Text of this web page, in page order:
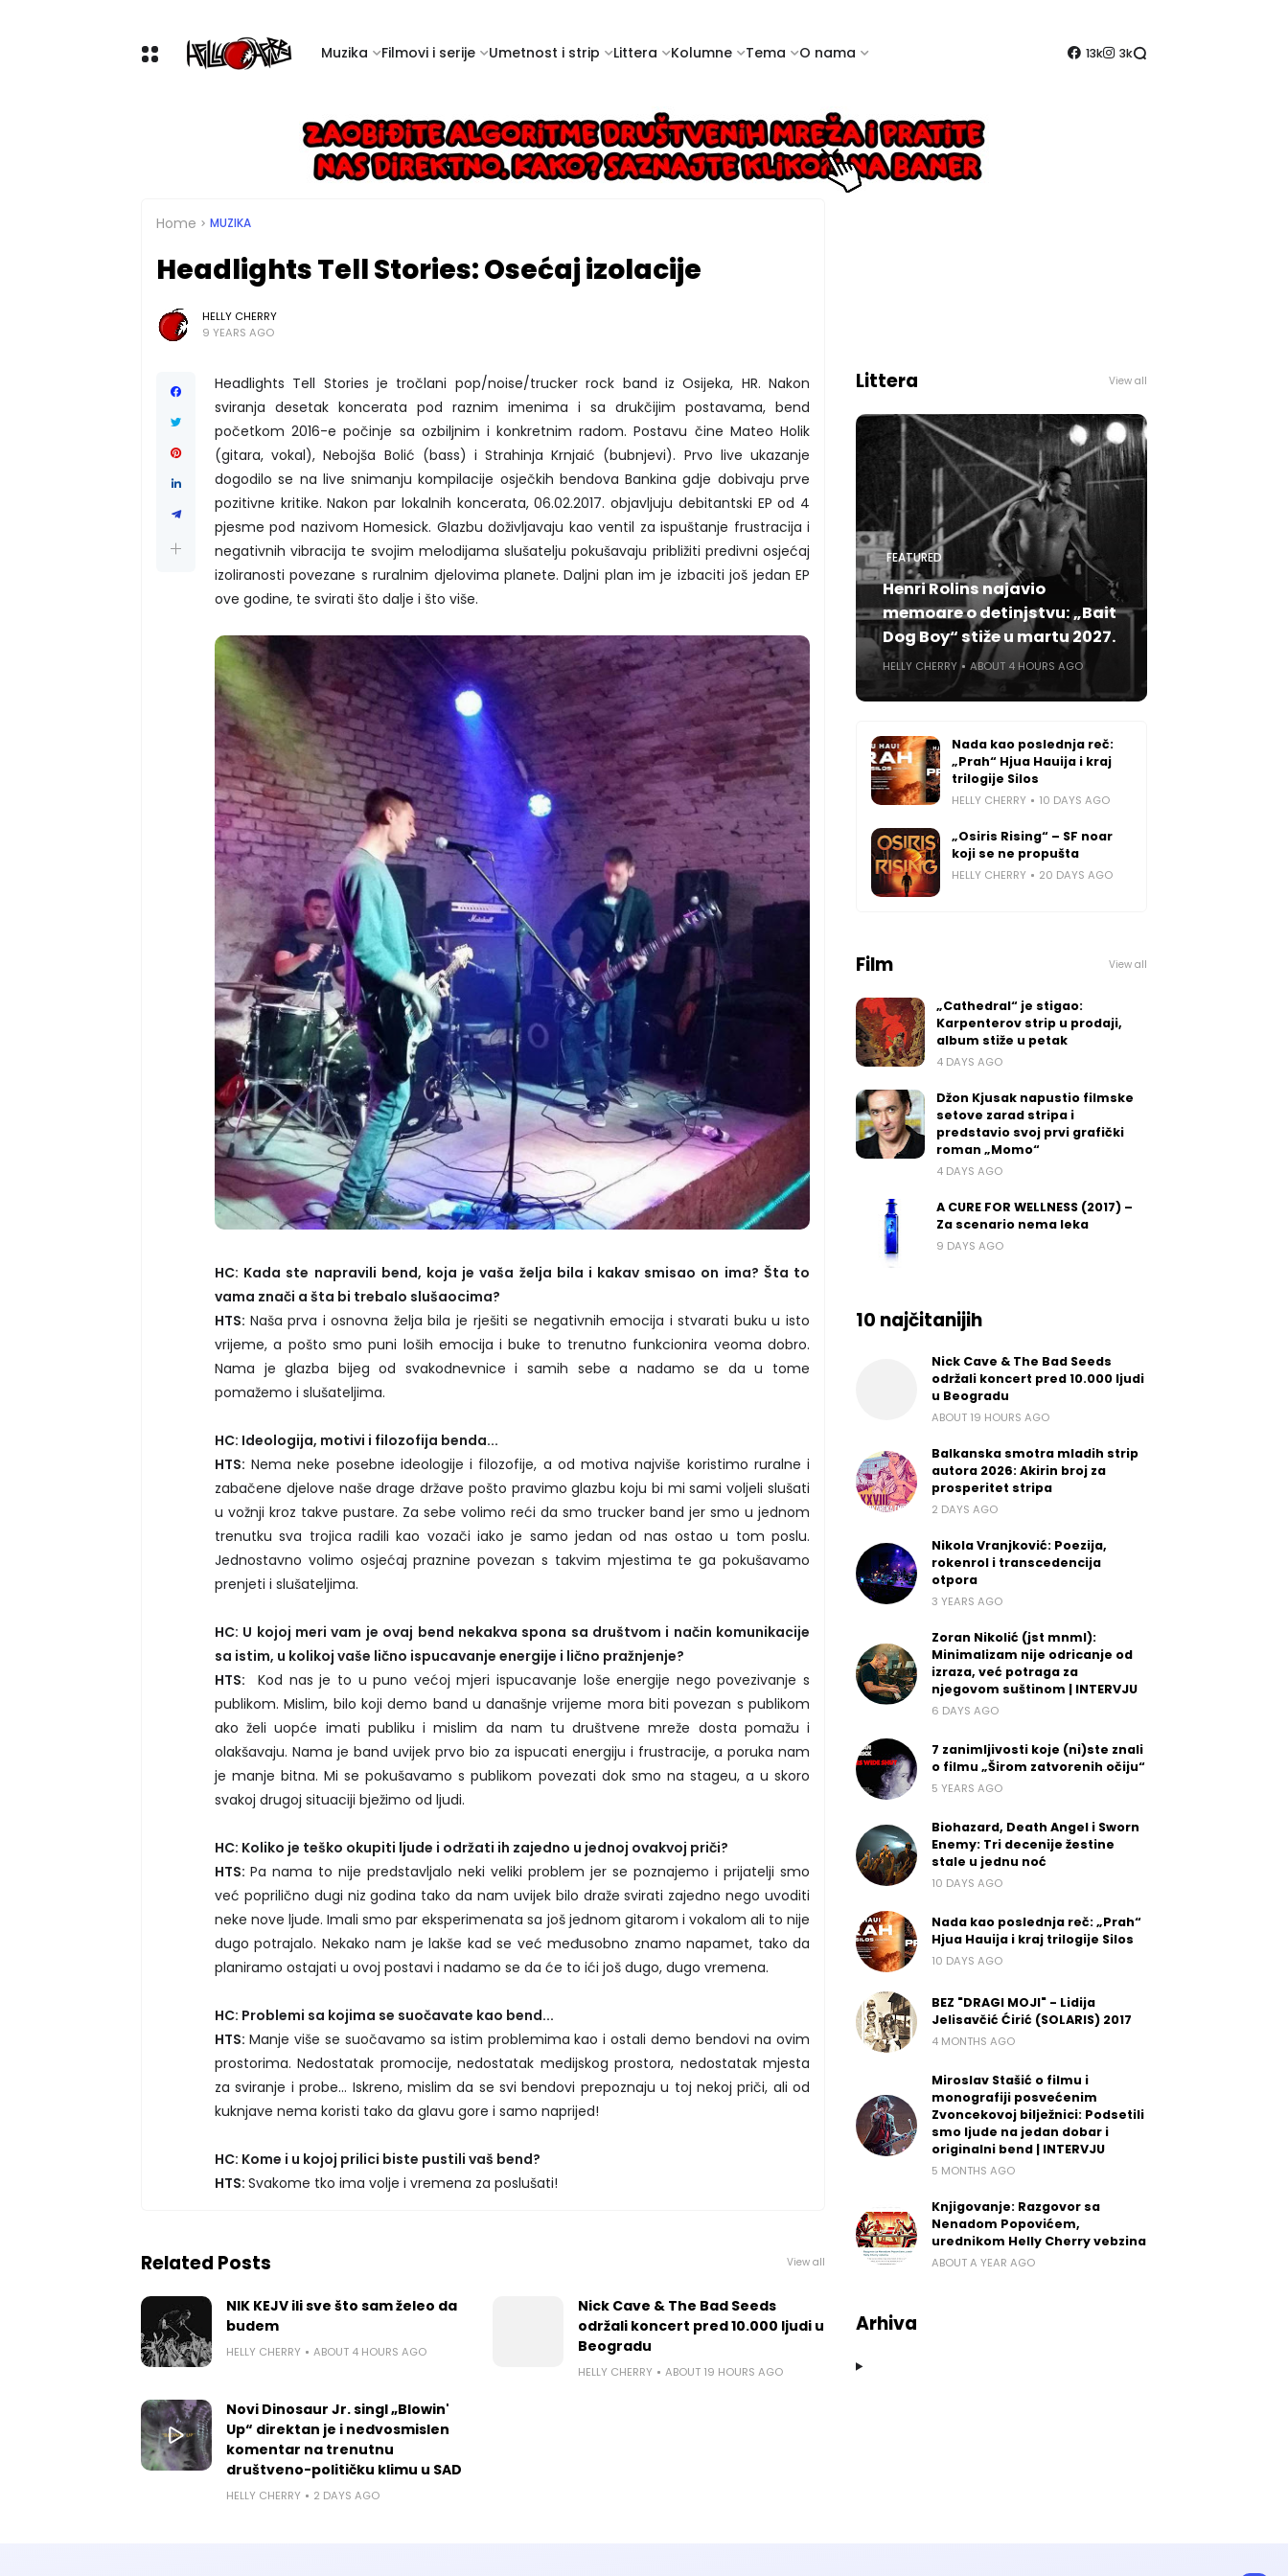
Muzika Filmovi i serije Umetnost i strip Littera Kolumne Tema O nama 13k 3k
Home MUZIKA
Headlights Tell Stories: Osećaj izolacije
HELLY CHERRY
9 YEARS AGO
Headlights Tell Stories je tročlani pop/noise/trucker rock band iz Osijeka, HR. Nakon
sviranja desetak koncerata pod raznim imenima i sa drukčijim postavama, bend
početkom 2016-e počinje sa ozbiljnim i konkretnim radom. Postavu čine Mateo Holik
(gitara, vokal), Nebojša Bolić (bass) i Strahinja Krnjaić (bubnjevi). Prvo live ukazanje
dogodilo se na live snimanju kompilacije osječkih bendova Bankina gdje dobivaju prve
pozitivne kritike. Nakon par lokalnih koncerata, 06.02.2017. objavljuju debitantski EP od 4
pjesme pod nazivom Homesick. Glazbu doživljavaju kao ventil za ispuštanje frustracija i
negativnih vibracija te svojim melodijama slušatelju pokušavaju približiti predivni osjećaj
izoliranosti povezane s ruralnim djelovima planete. Daljni plan im je izbaciti još jedan EP
ove godine, te svirati što dalje i što više.
HC: Kada ste napravili bend, koja je vaša želja bila i kakav smisao on ima? Šta to
vama znači a šta bi trebalo slušaocima?
HTS: Naša prva i osnovna želja bila je rješiti se negativnih emocija i stvarati buku u isto
vrijeme, a pošto smo puni loših emocija i buke to trenutno funkcionira veoma dobro.
Nama je glazba bijeg od svakodnevnice i samih sebe a nadamo se da u tome
pomažemo i slušateljima.
HC: Ideologija, motivi i filozofija benda...
HTS: Nema neke posebne ideologije i filozofije, a od motiva najviše koristimo ruralne i
zabačene djelove naše drage države pošto pravimo glazbu koju bi mi sami voljeli slušati
u vožnji kroz takve pustare. Za sebe volimo reći da smo trucker band jer smo u jednom
trenutku sva trojica radili kao vozači iako je samo jedan od nas ostao u tom poslu.
Jednostavno volimo osjećaj praznine povezan s takvim mjestima te ga pokušavamo
prenjeti i slušateljima.
HC: U kojoj meri vam je ovaj bend nekakva spona sa društvom i način komunikacije
sa istim, u kolikoj vaše lično ispucavanje energije i lično pražnjenje?
HTS: Kod nas je to u puno većoj mjeri ispucavanje loše energije nego povezivanje s
publikom. Mislim, bilo koji demo band u današnje vrijeme mora biti povezan s publikom
ako želi uopće imati publiku i mislim da nam tu društvene mreže dosta pomažu i
olakšavaju. Nama je band uvijek prvo bio za ispucati energiju i frustracije, a poruka nam
je manje bitna. Mi se pokušavamo s publikom povezati dok smo na stageu, a u skoro
svakoj drugoj situaciji bježimo od ljudi.
HC: Koliko je teško okupiti ljude i održati ih zajedno u jednoj ovakvoj priči?
HTS: Pa nama to nije predstavljalo neki veliki problem jer se poznajemo i prijatelji smo
već poprilično dugi niz godina tako da nam uvijek bilo draže svirati zajedno nego uvoditi
neke nove ljude. Imali smo par eksperimenata sa još jednom gitarom i vokalom ali to nije
dugo potrajalo. Nekako nam je lakše kad se već međusobno znamo napamet, tako da
planiramo ostajati u ovoj postavi i nadamo se da će to ići još dugo, dugo vremena.
HC: Problemi sa kojima se suočavate kao bend...
HTS: Manje više se suočavamo sa istim problemima kao i ostali demo bendovi na ovim
prostorima. Nedostatak promocije, nedostatak medijskog prostora, nedostatak mjesta
za sviranje i probe... Iskreno, mislim da se svi bendovi prepoznaju u toj nekoj priči, ali od
kuknjave nema koristi tako da glavu gore i samo naprijed!
HC: Kome i u kojoj prilici biste pustili vaš bend?
HTS: Svakome tko ima volje i vremena za poslušati!
Related Posts View all
NIK KEJV ili sve što sam želeo da
budem
HELLY CHERRY ABOUT 4 HOURS AGO
Nick Cave & The Bad Seeds
održali koncert pred 10.000 ljudi u
Beogradu
HELLY CHERRY ABOUT 19 HOURS AGO
Novi Dinosaur Jr. singl „Blowin'
Up“ direktan je i nedvosmislen
komentar na trenutnu
društveno-političku klimu u SAD
HELLY CHERRY 2 DAYS AGO
Littera View all
FEATURED
Henri Rolins najavio
memoare o detinjstvu: „Bait
Dog Boy“ stiže u martu 2027.
HELLY CHERRY ABOUT 4 HOURS AGO
Nada kao poslednja reč:
„Prah“ Hjua Hauija i kraj
trilogije Silos
HELLY CHERRY 10 DAYS AGO
„Osiris Rising“ – SF noar
koji se ne propušta
HELLY CHERRY 20 DAYS AGO
Film View all
„Cathedral“ je stigao:
Karpenterov strip u prodaji,
album stiže u petak
4 DAYS AGO
Džon Kjusak napustio filmske
setove zarad stripa i
predstavio svoj prvi grafički
roman „Momo“
4 DAYS AGO
A CURE FOR WELLNESS (2017) –
Za scenario nema leka
9 DAYS AGO
10 najčitanijih
Nick Cave & The Bad Seeds
održali koncert pred 10.000 ljudi
u Beogradu
ABOUT 19 HOURS AGO
Balkanska smotra mladih strip
autora 2026: Akirin broj za
prosperitet stripa
2 DAYS AGO
Nikola Vranjković: Poezija,
rokenrol i transcedencija
otpora
3 YEARS AGO
Zoran Nikolić (jst mnml):
Minimalizam nije odricanje od
izraza, već potraga za
njegovom suštinom | INTERVJU
6 DAYS AGO
7 zanimljivosti koje (ni)ste znali
o filmu „Širom zatvorenih očiju“
5 YEARS AGO
Biohazard, Death Angel i Sworn
Enemy: Tri decenije žestine
stale u jednu noć
10 DAYS AGO
Nada kao poslednja reč: „Prah“
Hjua Hauija i kraj trilogije Silos
10 DAYS AGO
BEZ "DRAGI MOJI" - Lidija
Jelisavčić Ćirić (SOLARIS) 2017
4 MONTHS AGO
Miroslav Stašić o filmu i
monografiji posvećenim
Zvoncekovoj bilježnici: Podsetili
smo ljude na jedan dobar i
originalni bend | INTERVJU
5 MONTHS AGO
Knjigovanje: Razgovor sa
Nenadom Popovićem,
urednikom Helly Cherry vebzina
ABOUT A YEAR AGO
Arhiva